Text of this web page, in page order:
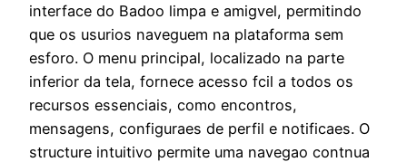
interface do Badoo limpa e amigvel, permitindo
que os usurios naveguem na plataforma sem
esforo. O menu principal, localizado na parte
inferior da tela, fornece acesso fcil a todos os
recursos essenciais, como encontros,
mensagens, configuraes de perfil e notificaes. O
structure intuitivo permite uma navegao contnua